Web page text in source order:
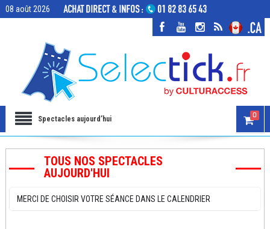
08 août 2026
Spectacles aujourd’hui 0
TOUS NOS SPECTACLES
AUJOURD'HUI
MERCI DE CHOISIR VOTRE SÉANCE DANS LE CALENDRIER